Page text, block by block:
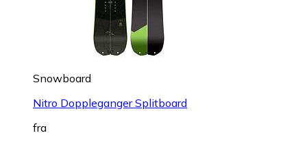
Snowboard
Nitro Doppleganger Splitboard
fra